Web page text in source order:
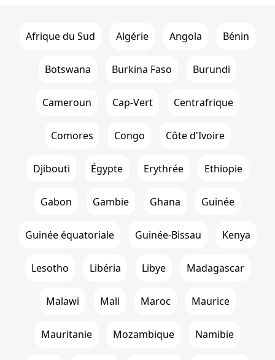
Afrique du Sud Algérie Angola Bénin
Botswana Burkina Faso Burundi
Cameroun Cap-Vert Centrafrique
Comores Congo Côte d'Ivoire
Djibouti Égypte Erythrée Ethiopie
Gabon Gambie Ghana Guinée
Guinée équatoriale Guinée-Bissau Kenya
Lesotho Libéria Libye Madagascar
Malawi Mali Maroc Maurice
Mauritanie Mozambique Namibie